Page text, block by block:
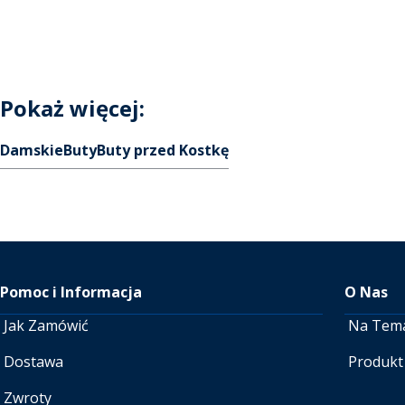
Pokaż więcej:
DamskieButyButy przed Kostkę
Pomoc i Informacja
Jak Zamówić
Dostawa
Zwroty
O Nas
Na
Produkt